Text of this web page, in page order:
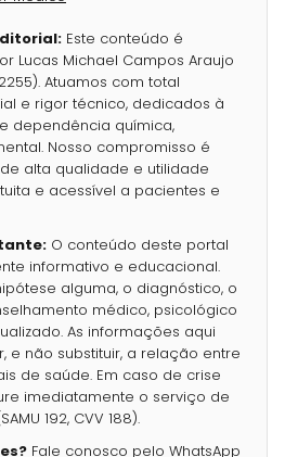
Este conteúdo é
Lucas Michael Campos Araujo
Atuamos com total
e rigor técnico, dedicados à
dependência química,
Nosso compromisso é
alta qualidade e utilidade
e acessível a pacientes e
O conteúdo deste portal
informativo e educacional.
alguma, o diagnóstico, o
médico, psicológico
As informações aqui
e não substituir, a relação entre
de saúde. Em caso de crise
imediatamente o serviço de
192, CVV 188).
Fale conosco pelo WhatsApp